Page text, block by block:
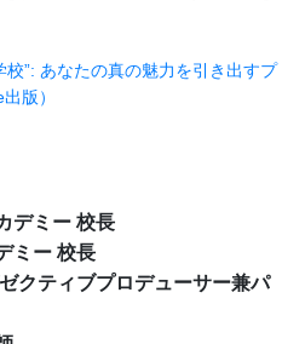
校”: あなたの真の魅力を引き出すプ
版）
デミー 校長
ミー 校長
クティブプロデューサー兼パ